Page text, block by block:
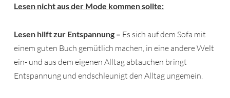
Lesen nicht aus der Mode kommen sollte:
Lesen hilft zur Entspannung – Es sich auf dem Sofa mit
einem guten Buch gemütlich machen, in eine andere Welt
ein- und aus dem eigenen Alltag abtauchen bringt
Entspannung und endschleunigt den Alltag ungemein.